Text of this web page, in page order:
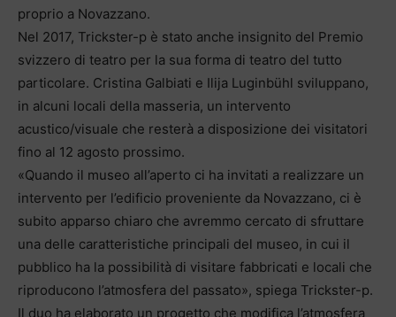
proprio a Novazzano.
Nel 2017, Trickster-p è stato anche insignito del Premio
svizzero di teatro per la sua forma di teatro del tutto
particolare. Cristina Galbiati e Ilija Luginbühl sviluppano,
in alcuni locali della masseria, un intervento
acustico/visuale che resterà a disposizione dei visitatori
fino al 12 agosto prossimo.
«Quando il museo all’aperto ci ha invitati a realizzare un
intervento per l’edificio proveniente da Novazzano, ci è
subito apparso chiaro che avremmo cercato di sfruttare
una delle caratteristiche principali del museo, in cui il
pubblico ha la possibilità di visitare fabbricati e locali che
riproducono l’atmosfera del passato», spiega Trickster-p.
Il duo ha elaborato un progetto che modifica l’atmosfera